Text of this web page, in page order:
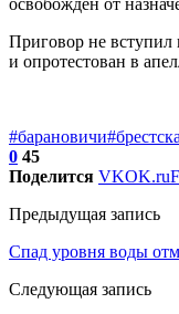
Приговор не вступил
и опротестован в
#барановичи
0 45
Поделится VKOK.ru
Предыдущая запись
Спад уровня воды
Следующая запись